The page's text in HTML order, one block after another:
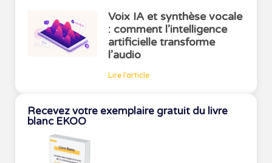
Voix IA et synthèse vocale
: comment l’intelligence
artificielle transforme
l’audio
Lire l'article
Recevez votre exemplaire gratuit du livre
blanc EKOO